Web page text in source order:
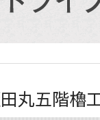
丸五階櫓